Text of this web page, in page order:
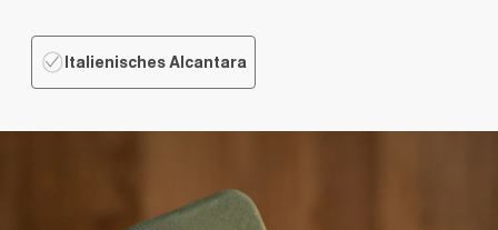
Italienisches Alcantara